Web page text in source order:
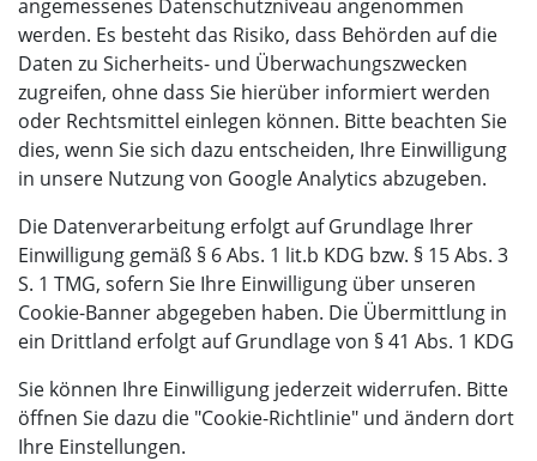
angemessenes Datenschutzniveau angenommen
werden. Es besteht das Risiko, dass Behörden auf die
Daten zu Sicherheits- und Überwachungszwecken
zugreifen, ohne dass Sie hierüber informiert werden
oder Rechtsmittel einlegen können. Bitte beachten Sie
dies, wenn Sie sich dazu entscheiden, Ihre Einwilligung
in unsere Nutzung von Google Analytics abzugeben.
Die Datenverarbeitung erfolgt auf Grundlage Ihrer
Einwilligung gemäß § 6 Abs. 1 lit.b KDG bzw. § 15 Abs. 3
S. 1 TMG, sofern Sie Ihre Einwilligung über unseren
Cookie-Banner abgegeben haben. Die Übermittlung in
ein Drittland erfolgt auf Grundlage von § 41 Abs. 1 KDG
Sie können Ihre Einwilligung jederzeit widerrufen. Bitte
öffnen Sie dazu die "Cookie-Richtlinie" und ändern dort
Ihre Einstellungen.